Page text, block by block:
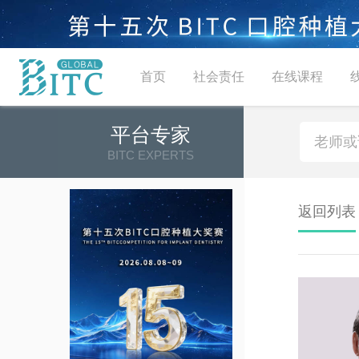
首页 社会责任 在线课程
平台专家
BITC EXPERTS
返回列表